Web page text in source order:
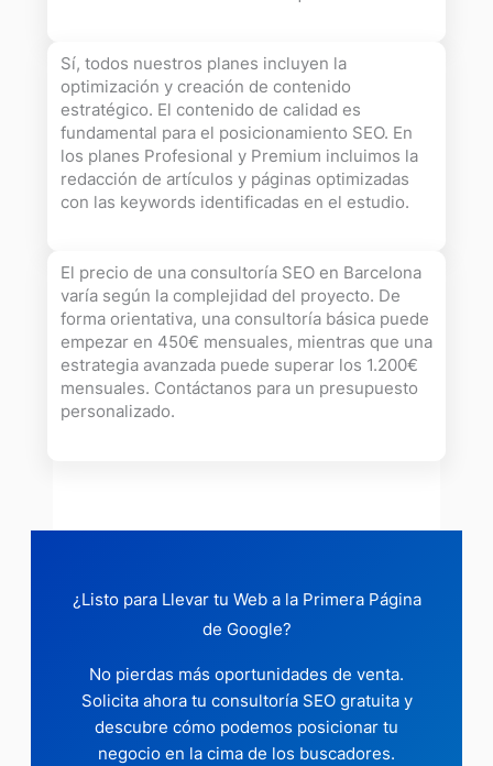
Sí, todos nuestros planes incluyen la
optimización y creación de contenido
estratégico. El contenido de calidad es
fundamental para el posicionamiento SEO. En
los planes Profesional y Premium incluimos la
redacción de artículos y páginas optimizadas
con las keywords identificadas en el estudio.
El precio de una consultoría SEO en Barcelona
varía según la complejidad del proyecto. De
forma orientativa, una consultoría básica puede
empezar en 450€ mensuales, mientras que una
estrategia avanzada puede superar los 1.200€
mensuales. Contáctanos para un presupuesto
personalizado.
¿Listo para Llevar tu Web a la Primera Página
de Google?
No pierdas más oportunidades de venta.
Solicita ahora tu consultoría SEO gratuita y
descubre cómo podemos posicionar tu
negocio en la cima de los buscadores.